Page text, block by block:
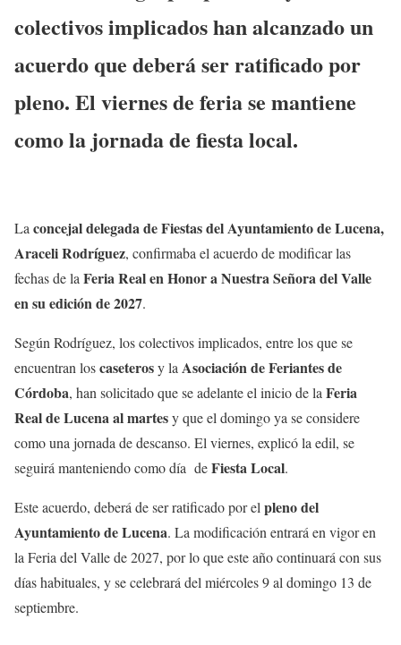
colectivos implicados han alcanzado un
acuerdo que deberá ser ratificado por
pleno. El viernes de feria se mantiene
como la jornada de fiesta local.
La concejal delegada de Fiestas del Ayuntamiento de Lucena,
Araceli Rodríguez, confirmaba el acuerdo de modificar las
fechas de la Feria Real en Honor a Nuestra Señora del Valle
en su edición de 2027.
Según Rodríguez, los colectivos implicados, entre los que se
encuentran loscaseterosy la Asociación de Feriantes de
Córdoba, han solicitado que se adelante el inicio de la Feria
Real de Lucena al martesy que el domingo ya se considere
como una jornada de descanso. El viernes, explicó la edil, se
seguirá manteniendo como día deFiesta Local.
Este acuerdo, deberá de ser ratificado por el pleno del
Ayuntamiento de Lucena. La modificación entrará en vigor en
la Feria del Valle de 2027, por lo que este año continuará con sus
días habituales, y se celebrará del miércoles 9 al domingo 13 de
septiembre.